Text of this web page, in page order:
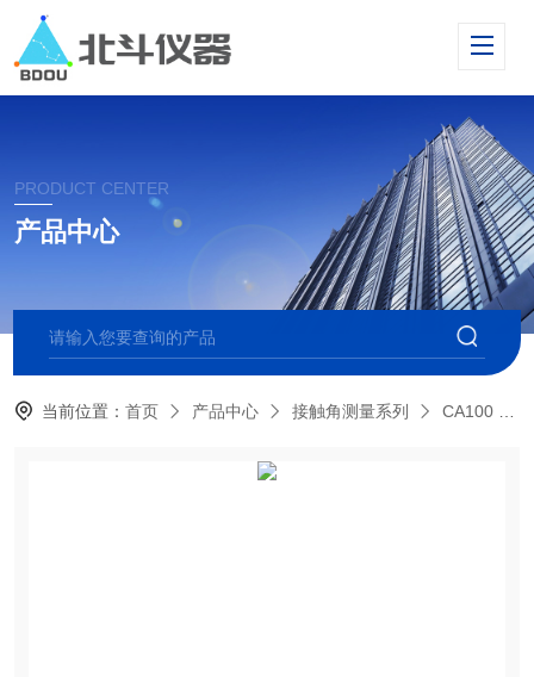
PRODUCT CENTER
产品中心
当前位置：首页 产品中心 接触角测量系列 CA100 标准型接触角测量仪